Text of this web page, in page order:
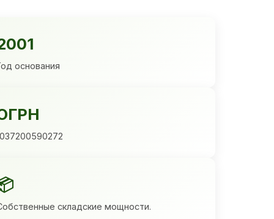
основания
складские мощности.